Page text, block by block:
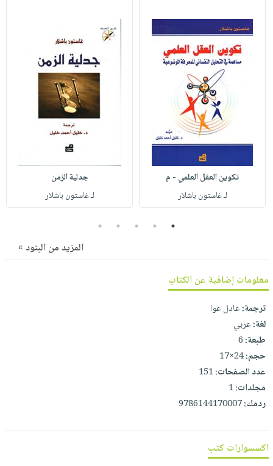
اكسسوارات
ملابس
مطرزات
حقائب
عناية
أطفال
مناسبات
القراءة
iKitab
الشركة
سياسة
الشركة
فيديوهات
أسئلة
طرحها
وفرات
انشر
تواصل
معنا
عربة
التسوق
نشرة
تكوين العقل العلمي - م
لـ غاستون باشلار
جدلية الزمن
لـ غاستون باشلار
1
2
3
4
5
المزيد من البنود »
معلومات إضافية عن الكتاب
ترجمة:عادل عوا
لغة:عربي
طبعة:6
حجم:24×17
عدد الصفحات:151
مجلدات:1
ردمك:9786144170007
اكسسوارات كتب